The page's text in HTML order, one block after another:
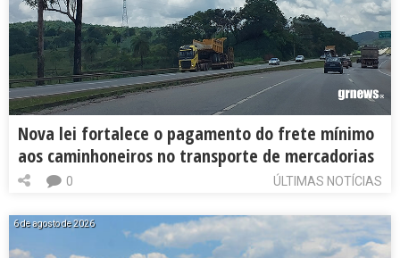
Nova lei fortalece o pagamento do frete mínimo
aos caminhoneiros no transporte de mercadorias
ÚLTIMAS NOTÍCIAS
0
6 de agosto de 2026